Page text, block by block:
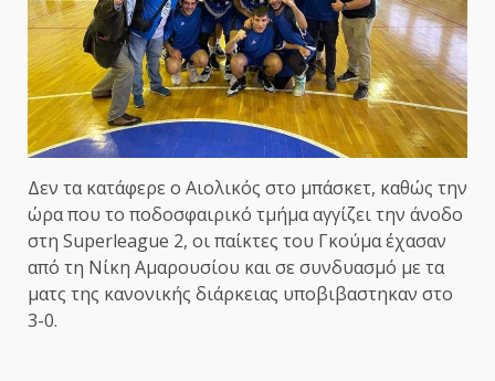
Δεν τα κατάφερε ο Αιολικός στο μπάσκετ, καθώς την
ώρα που το ποδοσφαιρικό τμήμα αγγίζει την άνοδο
στη Superleague 2, οι παίκτες του Γκούμα έχασαν
από τη Νίκη Αμαρουσίου και σε συνδυασμό με τα
ματς της κανονικής διάρκειας υποβιβαστηκαν στο
3-0.